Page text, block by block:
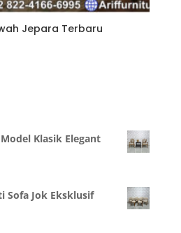
Jepara Terbaru
Klasik Elegant
Sofa Jok Eksklusif